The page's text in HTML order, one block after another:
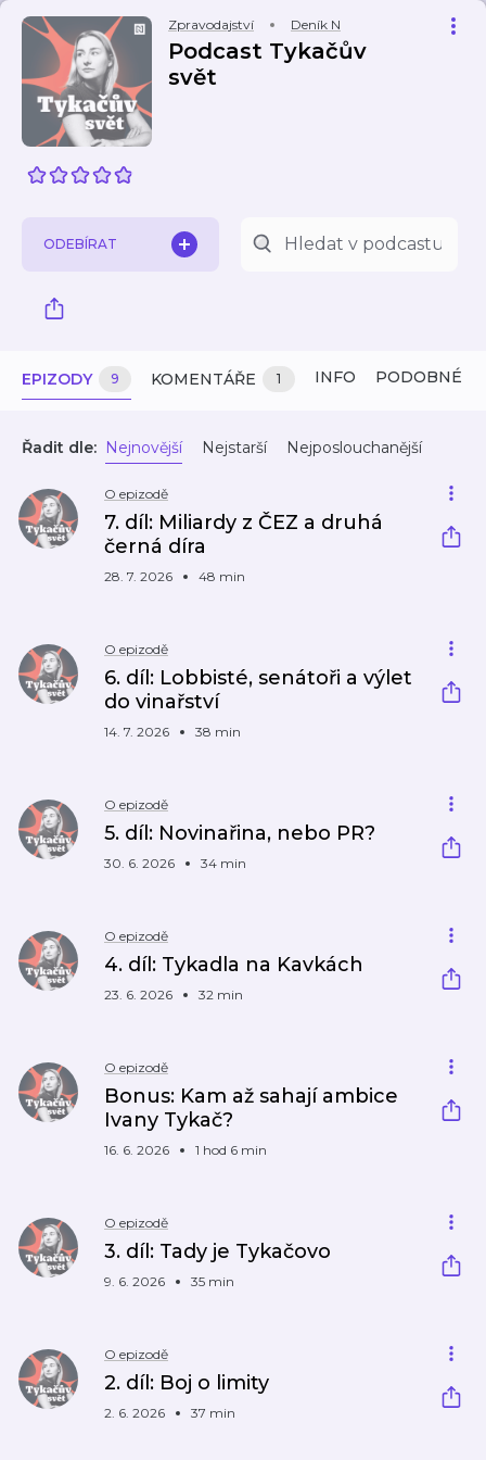
Zpravodajství Deník N
Podcast Tykačův
svět
ODEBÍRAT
EPIZODY 9 KOMENTÁŘE 1 INFO PODOBNÉ
Řadit dle: Nejnovější Nejstarší Nejposlouchanější
O epizodě
7. díl: Miliardy z ČEZ a druhá
černá díra
28. 7. 2026 48 min
O epizodě
6. díl: Lobbisté, senátoři a výlet
do vinařství
14. 7. 2026 38 min
O epizodě
5. díl: Novinařina, nebo PR?
30. 6. 2026 34 min
O epizodě
4. díl: Tykadla na Kavkách
23. 6. 2026 32 min
O epizodě
Bonus: Kam až sahají ambice
Ivany Tykač?
16. 6. 2026 1 hod 6 min
O epizodě
3. díl: Tady je Tykačovo
9. 6. 2026 35 min
O epizodě
2. díl: Boj o limity
2. 6. 2026 37 min